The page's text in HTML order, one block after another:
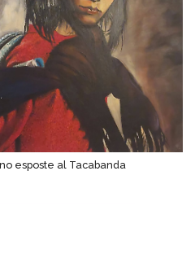
esposte al Tacabanda